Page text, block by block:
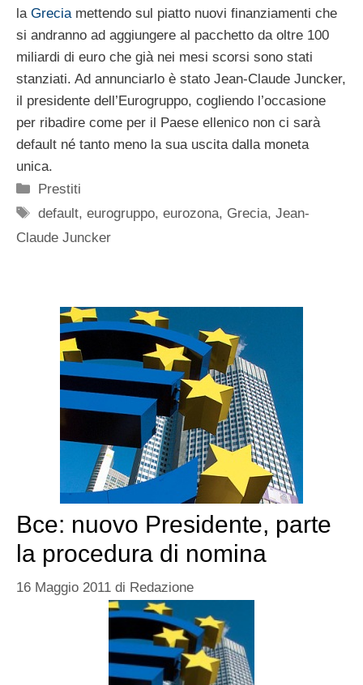
la Greciamettendo sul piatto nuovi finanziamenti che
si andranno ad aggiungere al pacchetto da oltre 100
miliardi di euro che già nei mesi scorsi sono stati
stanziati. Ad annunciarlo è stato Jean-Claude Juncker,
il presidente dell’Eurogruppo, cogliendo l’occasione
per ribadire come per il Paese ellenico non ci sarà
default né tanto meno la sua uscita dalla moneta
unica.
Categorie
Prestiti
Tag
default,eurogruppo,eurozona, Grecia,Jean-
Claude Juncker
Bce: nuovo Presidente, parte
la procedura di nomina
16 Maggio 2011 di Redazione